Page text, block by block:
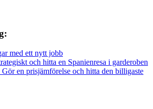
med ett nytt jobb
och hitta en Spanienresa i garderoben
en prisjämförelse och hitta den billigaste